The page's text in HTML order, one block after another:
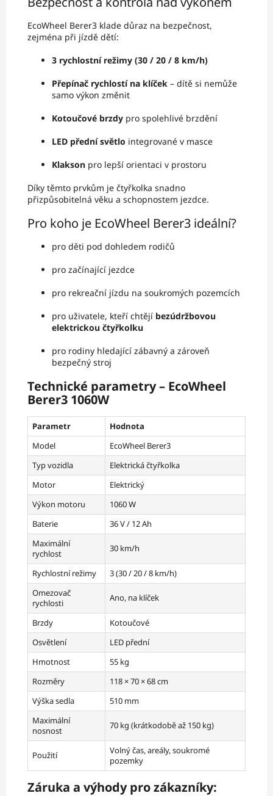
EcoWheel Berer3 klade důraz na bezpečnost,
zejména při jízdě dětí:
3 rychlostní režimy (30 / 20 / 8 km/h)
Přepínač rychlostí na klíček – dítě si nemůže
samo výkon změnit
Kotoučové brzdy pro spolehlivé brzdění
LED přední světlo integrované v masce
Klakson pro lepší orientaci v prostoru
Díky těmto prvkům je čtyřkolka snadno
přizpůsobitelná věku a schopnostem jezdce.
Pro koho je EcoWheel Berer3 ideální?
pro děti pod dohledem rodičů
pro začínající jezdce
pro rekreační jízdu na soukromých pozemcích
pro uživatele, kteří chtějí bezúdržbovou
elektrickou čtyřkolku
pro rodiny hledající zábavný a zároveň
bezpečný stroj
Technické parametry – EcoWheel
Berer3 1060W
Parametr
Hodnota
Model
EcoWheel Berer3
Typ vozidla
Elektrická čtyřkolka
Motor
Elektrický
Výkon motoru
1060 W
Baterie
36 V / 12 Ah
Maximální
rychlost
30 km/h
Rychlostní režimy
3 (30 / 20 / 8 km/h)
Omezovač
rychlosti
Ano, na klíček
Brzdy
Kotoučové
Osvětlení
LED přední
Hmotnost
55 kg
Rozměry
118 × 70 × 68 cm
Výška sedla
510 mm
Maximální
nosnost
70 kg (krátkodobě až 150 kg)
Použití
Volný čas, areály, soukromé
pozemky
Záruka a výhody pro zákazníky: